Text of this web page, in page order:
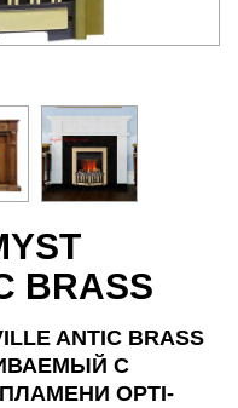
BRASS
ANTIC BRASS
С
OPTI-